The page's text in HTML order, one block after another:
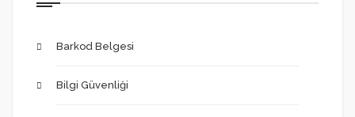
Barkod Belgesi
Bilgi Güvenliği